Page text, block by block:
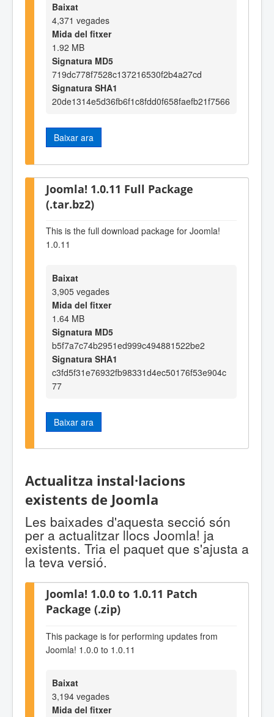
Baixat
4,371 vegades
Mida del fitxer
1.92 MB
Signatura MD5
719dc778f7528c137216530f2b4a27cd
Signatura SHA1
20de1314e5d36fb6f1c8fdd0f658faefb21f7566
Baixar ara
Joomla! 1.0.11 Full Package
(.tar.bz2)
This is the full download package for Joomla!
1.0.11
Baixat
3,905 vegades
Mida del fitxer
1.64 MB
Signatura MD5
b5f7a7c74b2951ed999c494881522be2
Signatura SHA1
c3fd5f31e76932fb98331d4ec50176f53e904c
77
Baixar ara
Actualitza instal·lacions
existents de Joomla
Les baixades d'aquesta secció són
per a actualitzar llocs Joomla! ja
existents. Tria el paquet que s'ajusta a
la teva versió.
Joomla! 1.0.0 to 1.0.11 Patch
Package (.zip)
This package is for performing updates from
Joomla! 1.0.0 to 1.0.11
Baixat
3,194 vegades
Mida del fitxer